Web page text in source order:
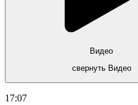
Видео
свернуть Видео
17:07